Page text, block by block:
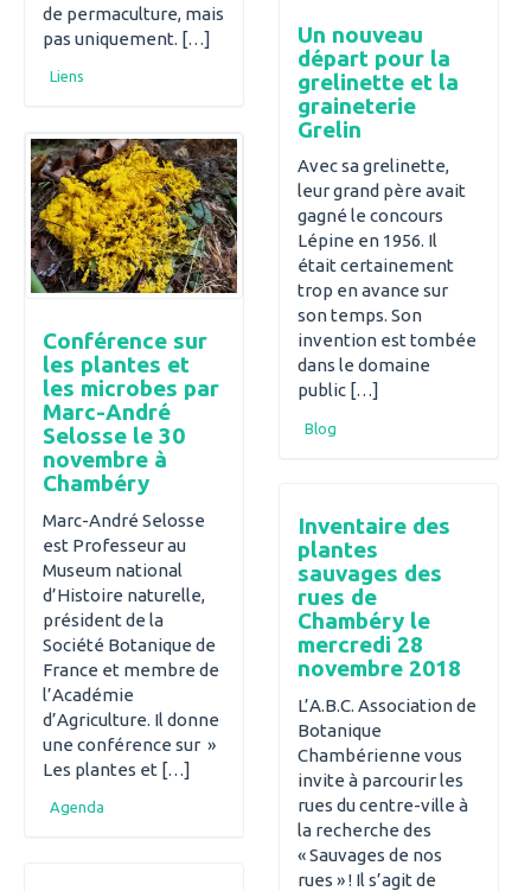
de permaculture, mais
pas uniquement. […]
Liens
Un nouveau
départ pour la
grelinette et la
graineterie
Grelin
Avec sa grelinette,
leur grand père avait
gagné le concours
Lépine en 1956. Il
était certainement
trop en avance sur
son temps. Son
invention est tombée
dans le domaine
public […]
Blog
Conférence sur
les plantes et
les microbes par
Marc-André
Selosse le 30
novembre à
Chambéry
Marc-André Selosse
est Professeur au
Museum national
d’Histoire naturelle,
président de la
Société Botanique de
France et membre de
l’Académie
d’Agriculture. Il donne
une conférence sur »
Les plantes et […]
Agenda
Inventaire des
plantes
sauvages des
rues de
Chambéry le
mercredi 28
novembre 2018
L’A.B.C. Association de
Botanique
Chambérienne vous
invite à parcourir les
rues du centre-ville à
la recherche des
« Sauvages de nos
rues » ! Il s’agit de